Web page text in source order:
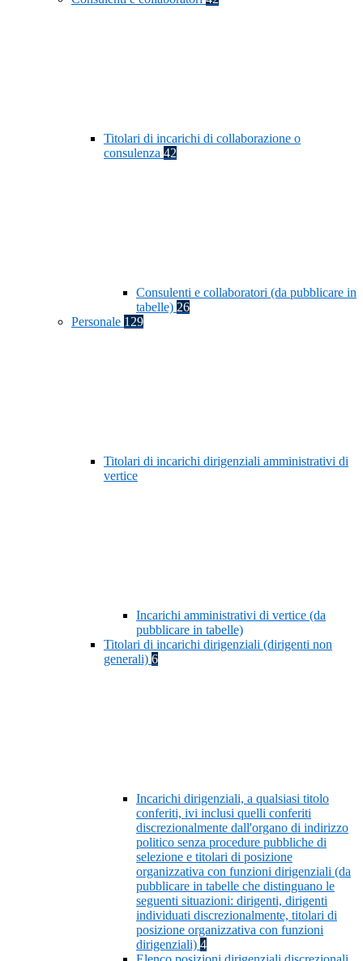
Titolari di incarichi di collaborazione o
consulenza 42
Consulenti e collaboratori (da pubblicare in
tabelle) 26
Personale 129
Titolari di incarichi dirigenziali amministrativi di
vertice
Incarichi amministrativi di vertice (da
pubblicare in tabelle)
Titolari di incarichi dirigenziali (dirigenti non
generali) 6
Incarichi dirigenziali, a qualsiasi titolo
conferiti, ivi inclusi quelli conferiti
discrezionalmente dall'organo di indirizzo
politico senza procedure pubbliche di
selezione e titolari di posizione
organizzativa con funzioni dirigenziali (da
pubblicare in tabelle che distinguano le
seguenti situazioni: dirigenti, dirigenti
individuati discrezionalmente, titolari di
posizione organizzativa con funzioni
dirigenziali) 4